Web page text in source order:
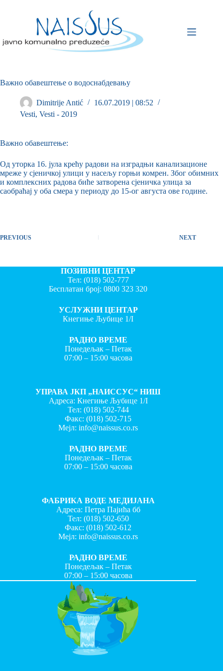
Важно обавештење о водоснабдевању
Dimitrije Antić
16.07.2019 | 08:52
Vesti, Vesti - 2019
Важно обавештење:
Од уторка 16. јула крећу радови на изградњи канализационе
мреже у сјеничкој улици у насељу горњи комрен. Због обимних
и комплексних радова биће затворена сјеничка улица за
саобраћај у оба смера у периоду до 15-ог августа ове године.
PREVIOUS NEXT
ПОЗИВНИ ЦЕНТАР
Тел: (018) 502-777
Бесплатан број:0800 323 320
УСЛУЖНИ ЦЕНТАР
Кнегиње Љубице 1/I
РАДНО ВРЕМЕ
Понедељак – Петак
07:00 – 15:00 часова
УПРАВА ЈКП „НАИССУС“ НИШ
Адреса: Кнегиње Љубице 1/I
Тел: (018) 502-744
Факс:(018) 502-715
Мејл:info@naissus.co.rs
РАДНО ВРЕМЕ
Понедељак – Петак
07:00 – 15:00 часова
ФАБРИКА ВОДЕ МЕДИЈАНА
Адреса: Петра Пајића бб
Тел: (018) 502-650
Факс:(018) 502-612
Мејл:info@naissus.co.rs
РАДНО ВРЕМЕ
Понедељак – Петак
07:00 – 15:00 часова